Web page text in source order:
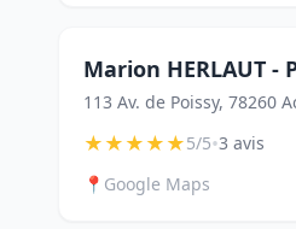
Marion HERLAUT -
113 Av. de Poissy, 78260
★★★★★5/5•3 avis
📍 Google Maps